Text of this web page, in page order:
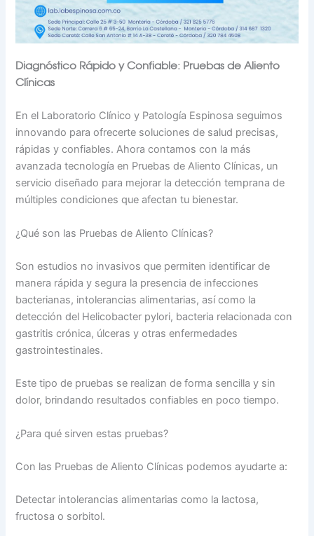
Diagnóstico Rápido y Confiable: Pruebas de Aliento
Clínicas
En el Laboratorio Clínico y Patología Espinosa seguimos
innovando para ofrecerte soluciones de salud precisas,
rápidas y confiables. Ahora contamos con la más
avanzada tecnología en Pruebas de Aliento Clínicas, un
servicio diseñado para mejorar la detección temprana de
múltiples condiciones que afectan tu bienestar.
¿Qué son las Pruebas de Aliento Clínicas?
Son estudios no invasivos que permiten identificar de
manera rápida y segura la presencia de infecciones
bacterianas, intolerancias alimentarias, así como la
detección del Helicobacter pylori, bacteria relacionada con
gastritis crónica, úlceras y otras enfermedades
gastrointestinales.
Este tipo de pruebas se realizan de forma sencilla y sin
dolor, brindando resultados confiables en poco tiempo.
¿Para qué sirven estas pruebas?
Con las Pruebas de Aliento Clínicas podemos ayudarte a:
Detectar intolerancias alimentarias como la lactosa,
fructosa o sorbitol.